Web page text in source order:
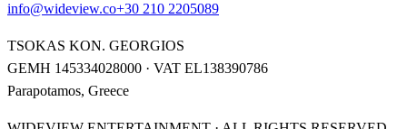
info@wideview.co+30 210 2205089
TSOKAS KON. GEORGIOS
GEMH 145334028000 · VAT EL138390786
Parapotamos, Greece